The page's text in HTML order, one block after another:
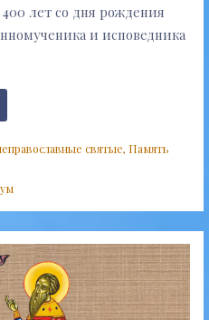
лет со дня рождения
и исповедника
святые, Память